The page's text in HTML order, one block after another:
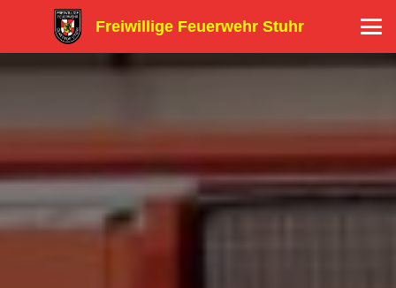
Freiwillige Feuerwehr Stuhr